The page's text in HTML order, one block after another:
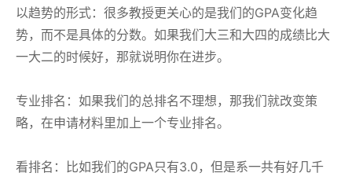
以趋势的形式：很多教授更关心的是我们的GPA变化趋
势，而不是具体的分数。如果我们大三和大四的成绩比大
一大二的时候好，那就说明你在进步。
专业排名：如果我们的总排名不理想，那我们就改变策
略，在申请材料里加上一个专业排名。
看排名：比如我们的GPA只有3.0，但是系一共有好几千